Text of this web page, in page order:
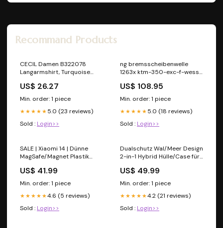
Recommand Products
CECIL Damen B322078
Langarmshirt, Turquoise
fashion_blazer
US$ 26.27
Min. order: 1 piece
★★★★★ 5.0 (23 reviews)
Sold : Login>>
ng bremsscheibenwelle
1263x ktm-350-exc-f-wess-
US$ 108.95
Min. order: 1 piece
★★★★★ 5.0 (18 reviews)
Sold : Login>>
SALE | Xiaomi 14 | Dünne
MagSafe/Magnet Plastik
US$ 41.99
Min. order: 1 piece
★★★★★4.6 (5 reviews)
Sold : Login>>
Dualschutz Wal/Meer Design
2-in-1 Hybrid Hülle/Case für
Plus, S25 Ultra, S25 Edge,
S25 FE, S24, S24 Plus, S24
Ultra, S23, S23 Plus, S23 Ultra,
S22, S22 Plus, S22 Ultra, S21
US$ 49.99
Min. order: 1 piece
★★★★★4.2 (21 reviews)
Sold : Login>>